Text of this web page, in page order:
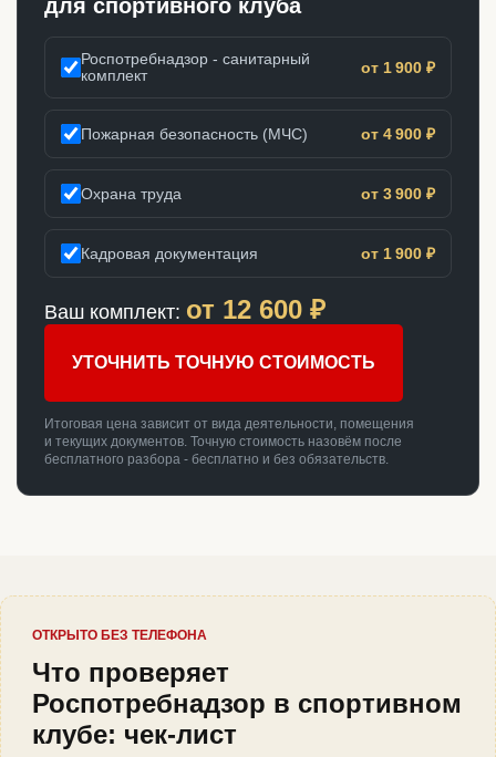
для спортивного клуба
Роспотребнадзор - санитарный
комплект
от 1 900 ₽
Пожарная безопасность (МЧС) от 4 900 ₽
Охрана труда от 3 900 ₽
Кадровая документация от 1 900 ₽
Ваш комплект: от 12 600 ₽
УТОЧНИТЬ ТОЧНУЮ СТОИМОСТЬ
Итоговая цена зависит от вида деятельности, помещения
и текущих документов. Точную стоимость назовём после
бесплатного разбора - бесплатно и без обязательств.
ОТКРЫТО БЕЗ ТЕЛЕФОНА
Что проверяет
Роспотребнадзор в спортивном
клубе: чек-лист